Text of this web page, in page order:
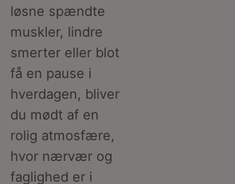
løsne spændte
muskler, lindre
smerter eller blot
få en pause i
hverdagen, bliver
du mødt af en
rolig atmosfære,
hvor nærvær og
faglighed er i